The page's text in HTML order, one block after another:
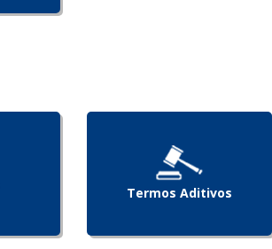
Termos Aditivos